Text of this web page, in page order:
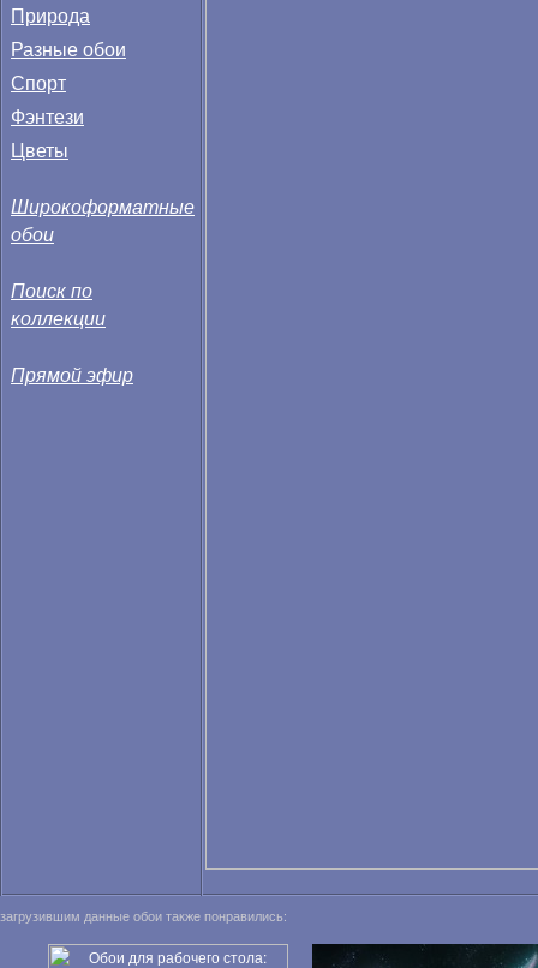
Природа
Разные обои
Спорт
Фэнтези
Цветы
Широкоформатные
обои
Поиск по
коллекции
Прямой эфир
загрузившим данные обои также понравились: